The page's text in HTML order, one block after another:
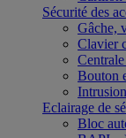
Sécurité des
Gâche,
Clavier
Bouton
Intrusion
Eclairage de
Bloc